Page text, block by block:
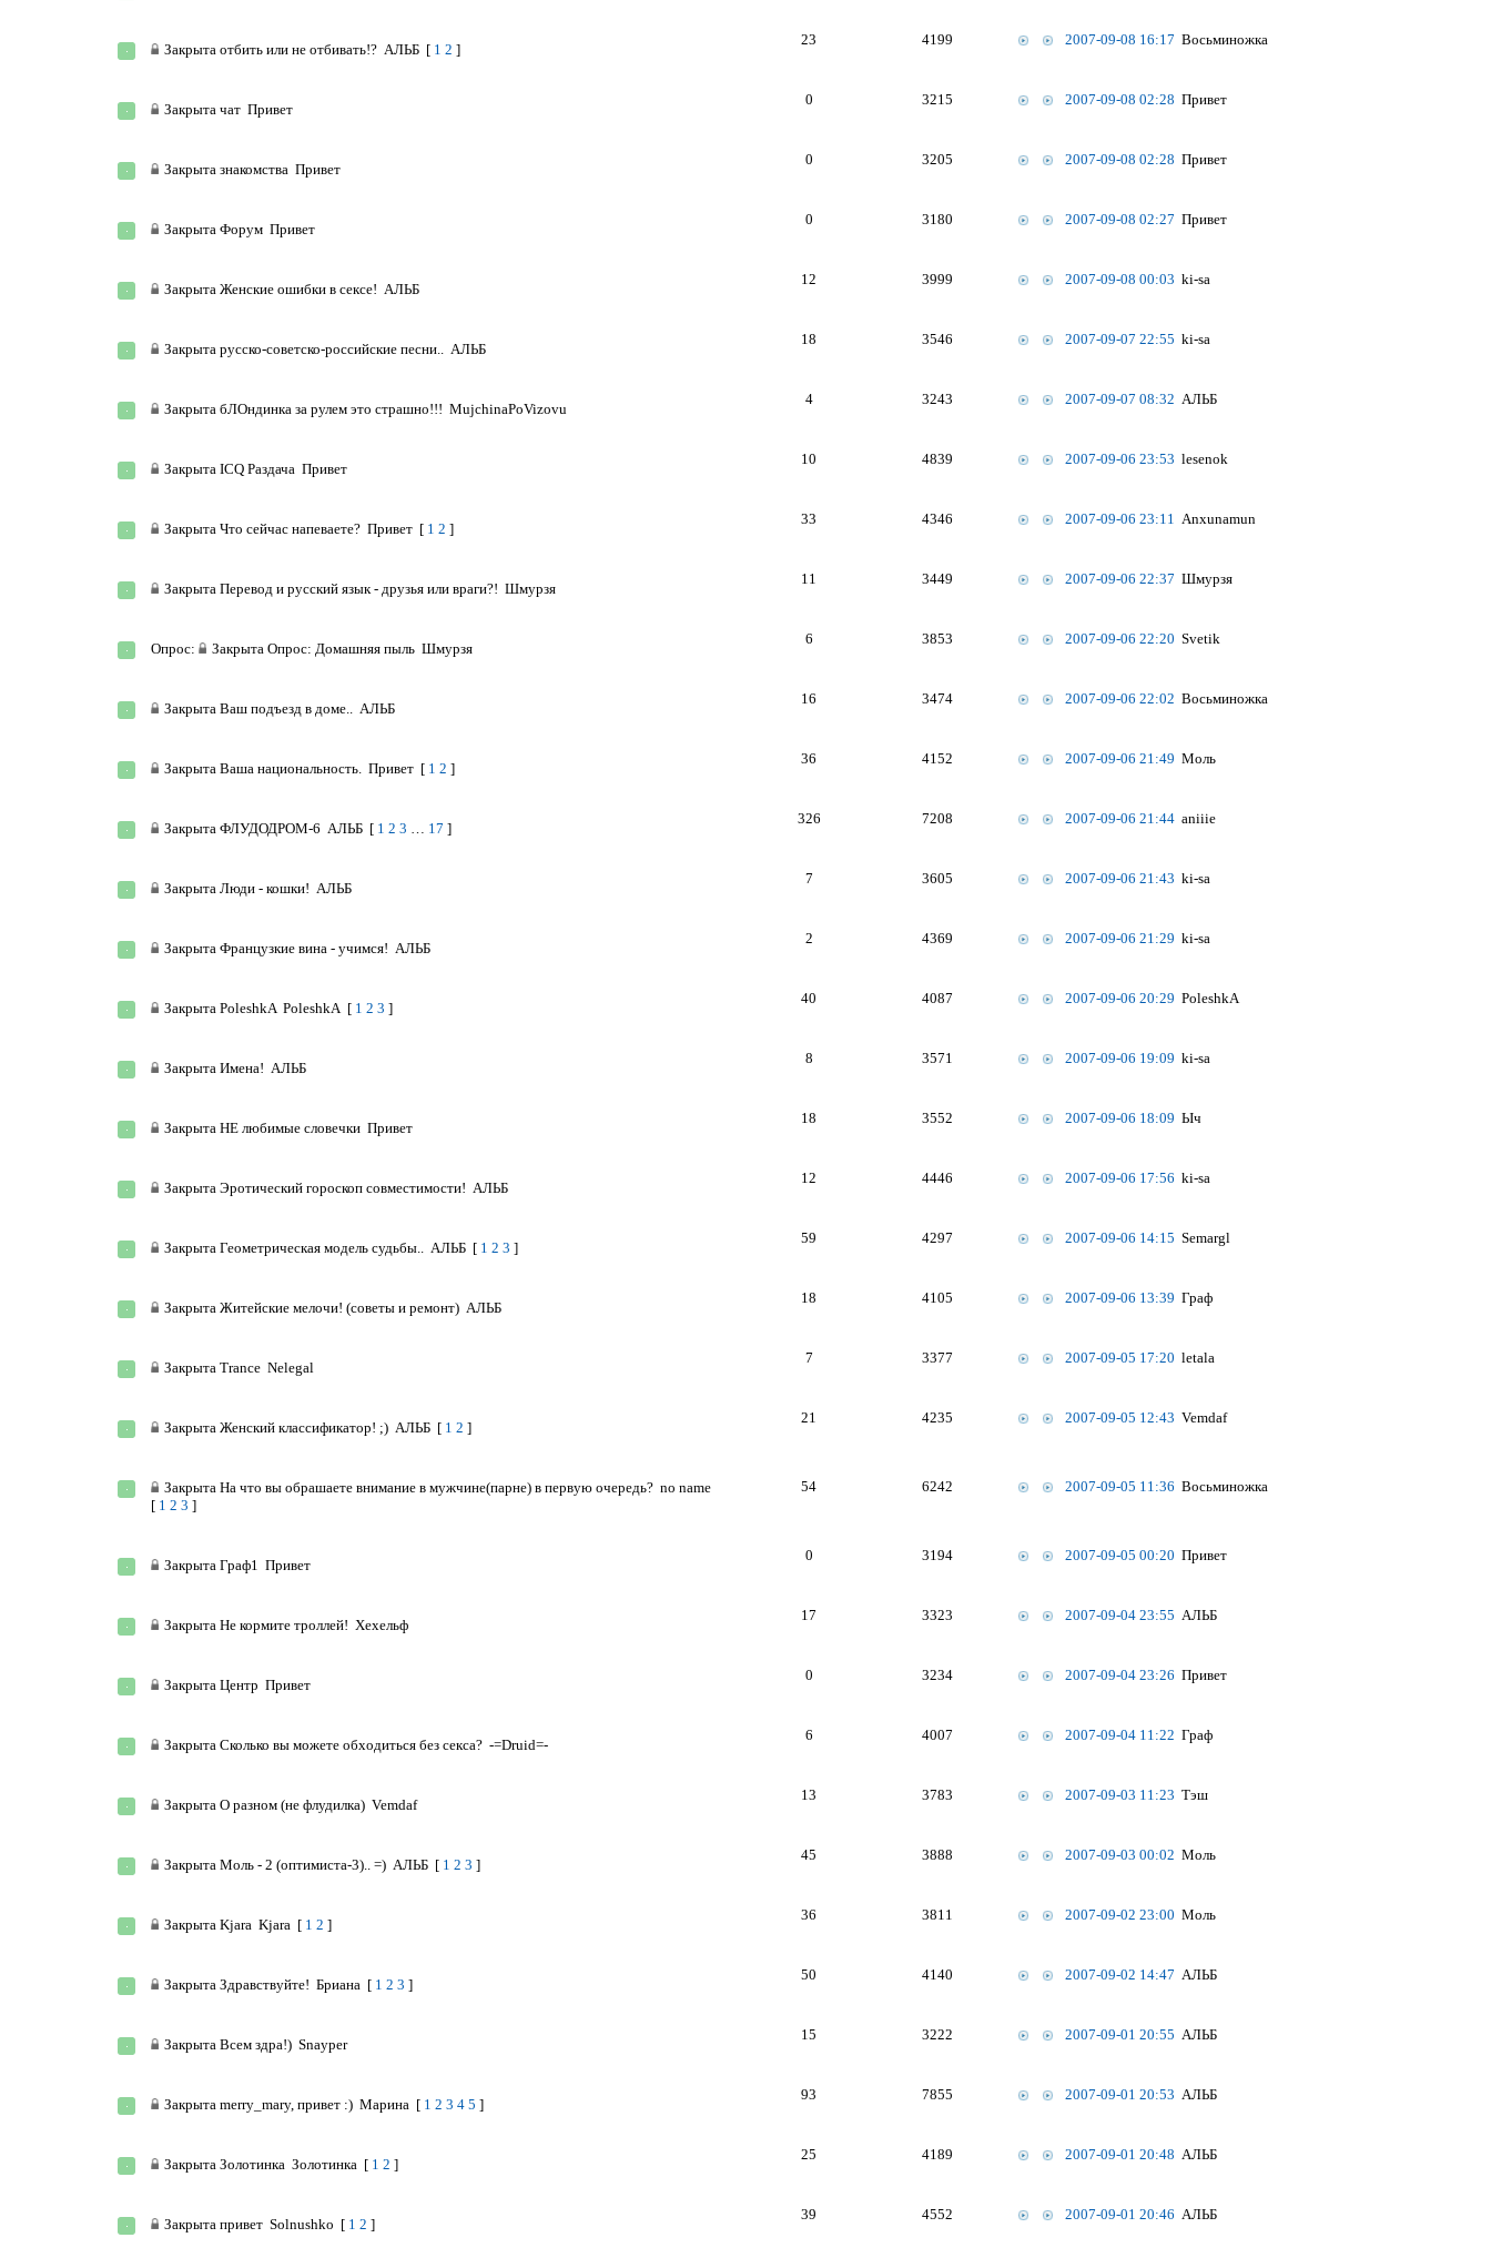
Закрыта отбить или не отбивать!? АЛЬБ [ 1 2 ]
23 4199 2007-09-08 16:17 Восьминожка
Закрыта чат Привет
0 3215 2007-09-08 02:28 Привет
Закрыта знакомства Привет
0 3205 2007-09-08 02:28 Привет
Закрыта Форум Привет
0 3180 2007-09-08 02:27 Привет
Закрыта Женские ошибки в сексе! АЛЬБ
12 3999 2007-09-08 00:03 ki-sa
Закрыта русско-советско-российские песни.. АЛЬБ
18 3546 2007-09-07 22:55 ki-sa
Закрыта бЛОндинка за рулем это страшно!!! MujchinaPoVizovu
4 3243 2007-09-07 08:32 АЛЬБ
Закрыта ICQ Раздача Привет
10 4839 2007-09-06 23:53 lesenok
Закрыта Что сейчас напеваете? Привет [ 1 2 ]
33 4346 2007-09-06 23:11 Anxunamun
Закрыта Перевод и русский язык - друзья или враги?! Шмурзя
11 3449 2007-09-06 22:37 Шмурзя
Опрос: Закрыта Опрос: Домашняя пыль Шмурзя
6 3853 2007-09-06 22:20 Svetik
Закрыта Ваш подъезд в доме.. АЛЬБ
16 3474 2007-09-06 22:02 Восьминожка
Закрыта Ваша национальность. Привет [ 1 2 ]
36 4152 2007-09-06 21:49 Моль
Закрыта ФЛУДОДРОМ-6 АЛЬБ [ 1 2 3 … 17 ]
326 7208 2007-09-06 21:44 aniiie
Закрыта Люди - кошки! АЛЬБ
7 3605 2007-09-06 21:43 ki-sa
Закрыта Французкие вина - учимся! АЛЬБ
2 4369 2007-09-06 21:29 ki-sa
Закрыта PoleshkA PoleshkA [ 1 2 3 ]
40 4087 2007-09-06 20:29 PoleshkA
Закрыта Имена! АЛЬБ
8 3571 2007-09-06 19:09 ki-sa
Закрыта НЕ любимые словечки Привет
18 3552 2007-09-06 18:09 Ыч
Закрыта Эротический гороскоп совместимости! АЛЬБ
12 4446 2007-09-06 17:56 ki-sa
Закрыта Геометрическая модель судьбы.. АЛЬБ [ 1 2 3 ]
59 4297 2007-09-06 14:15 Semargl
Закрыта Житейские мелочи! (советы и ремонт) АЛЬБ
18 4105 2007-09-06 13:39 Граф
Закрыта Trance Nelegal
7 3377 2007-09-05 17:20 letala
Закрыта Женский классификатор! ;) АЛЬБ [ 1 2 ]
21 4235 2007-09-05 12:43 Vemdaf
Закрыта На что вы обрашаете внимание в мужчине(парне) в первую очередь? no name
[ 1 2 3 ]
54 6242 2007-09-05 11:36 Восьминожка
Закрыта Граф1 Привет
0 3194 2007-09-05 00:20 Привет
Закрыта Не кормите троллей! Хехельф
17 3323 2007-09-04 23:55 АЛЬБ
Закрыта Центр Привет
0 3234 2007-09-04 23:26 Привет
Закрыта Сколько вы можете обходиться без секса? -=Druid=-
6 4007 2007-09-04 11:22 Граф
Закрыта О разном (не флудилка) Vemdaf
13 3783 2007-09-03 11:23 Тэш
Закрыта Моль - 2 (оптимиста-3).. =) АЛЬБ [ 1 2 3 ]
45 3888 2007-09-03 00:02 Моль
Закрыта Kjara Kjara [ 1 2 ]
36 3811 2007-09-02 23:00 Моль
Закрыта Здравствуйте! Бриана [ 1 2 3 ]
50 4140 2007-09-02 14:47 АЛЬБ
Закрыта Всем здра!) Snayper
15 3222 2007-09-01 20:55 АЛЬБ
Закрыта merry_mary, привет :) Марина [ 1 2 3 4 5 ]
93 7855 2007-09-01 20:53 АЛЬБ
Закрыта Золотинка Золотинка [ 1 2 ]
25 4189 2007-09-01 20:48 АЛЬБ
Закрыта привет Solnushko [ 1 2 ]
39 4552 2007-09-01 20:46 АЛЬБ